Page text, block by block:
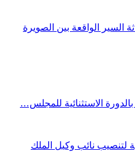
الواقعة بين الصويرة
الاستثنائية للمجلس…
لتنصيب نائب وكيل الملك